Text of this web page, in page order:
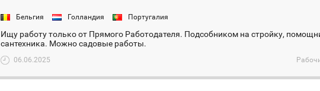
Бельгия Голландия Португалия
Ищу работу только от Прямого Работодателя. Подсобником на стройку,
сантехника. Можно садовые работы.
06.06.2025